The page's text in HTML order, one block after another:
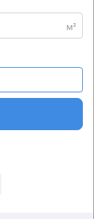
м²